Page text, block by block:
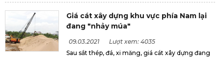
Giá cát xây dựng khu vực phía Nam lại
đang "nhảy múa"
09.03.2021
Lượt xem: 4035
Sau sắt thép, đá, xi măng, giá cát xây dựng đang